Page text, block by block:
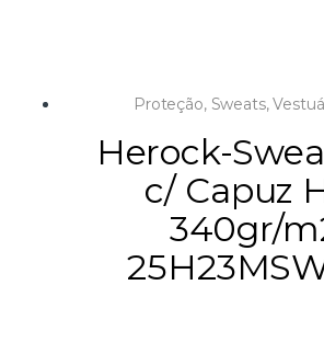
Proteção, Sweats,
Herock-
c/ Capuz
340gr/